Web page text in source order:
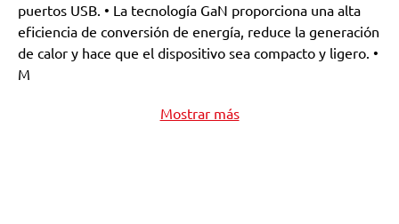
puertos USB. • La tecnología GaN proporciona una alta
eficiencia de conversión de energía, reduce la generación
de calor y hace que el dispositivo sea compacto y ligero. •
M
Mostrar más